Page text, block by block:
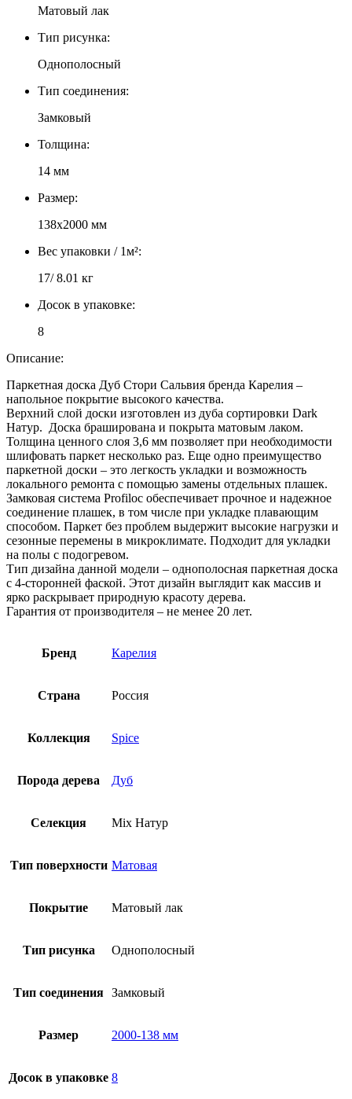
Матовый лак
Тип рисунка:
Однополосный
Тип соединения:
Замковый
Толщина:
14 мм
Размер:
138х2000 мм
Вес упаковки / 1м²:
17/ 8.01 кг
Досок в упаковке:
8
Описание:
Паркетная доска Дуб Стори Сальвия бренда Карелия –
напольное покрытие высокого качества.
Верхний слой доски изготовлен из дуба сортировки Dark
Натур. Доска браширована и покрыта матовым лаком.
Толщина ценного слоя 3,6 мм позволяет при необходимости
шлифовать паркет несколько раз. Еще одно преимущество
паркетной доски – это легкость укладки и возможность
локального ремонта с помощью замены отдельных плашек.
Замковая система Profiloc обеспечивает прочное и надежное
соединение плашек, в том числе при укладке плавающим
способом. Паркет без проблем выдержит высокие нагрузки и
сезонные перемены в микроклимате. Подходит для укладки
на полы с подогревом.
Тип дизайна данной модели – однополосная паркетная доска
с 4-сторонней фаской. Этот дизайн выглядит как массив и
ярко раскрывает природную красоту дерева.
Гарантия от производителя – не менее 20 лет.
Бренд Карелия
Страна Россия
Коллекция Spice
Порода дерева Дуб
Селекция Mix Натур
Тип поверхности Матовая
Покрытие Матовый лак
Тип рисунка Однополосный
Тип соединения Замковый
Размер 2000-138 мм
Досок в упаковке 8